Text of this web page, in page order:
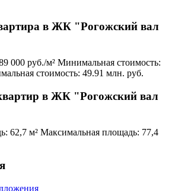
в ЖК "Рогожский вал
000 руб./м² Минимальная стоимость:
стоимость: 49.91 млн. руб.
в ЖК "Рогожский вал
62,7 м² Максимальная площадь: 77,4